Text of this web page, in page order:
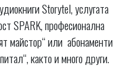
Storytel, услугата
SPARK, професионална
майстор“ или абонаменти
както и много други.